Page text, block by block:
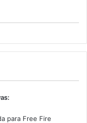
para Free Fire